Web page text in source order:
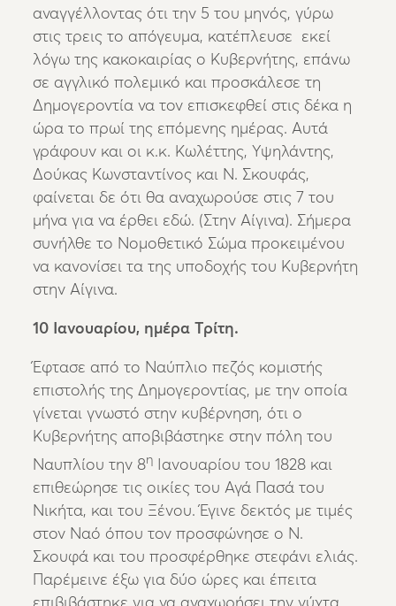
αναγγέλλοντας ότι την 5 του μηνός, γύρω
στις τρεις το απόγευμα, κατέπλευσε εκεί
λόγω της κακοκαιρίας ο Κυβερνήτης, επάνω
σε αγγλικό πολεμικό και προσκάλεσε τη
Δημογεροντία να τον επισκεφθεί στις δέκα η
ώρα το πρωί της επόμενης ημέρας. Αυτά
γράφουν και οι κ.κ. Κωλέττης, Υψηλάντης,
Δούκας Κωνσταντίνος και Ν. Σκουφάς,
φαίνεται δε ότι θα αναχωρούσε στις 7 του
μήνα για να έρθει εδώ. (Στην Αίγινα). Σήμερα
συνήλθε το Νομοθετικό Σώμα προκειμένου
να κανονίσει τα της υποδοχής του Κυβερνήτη
στην Αίγινα.
10 Ιανουαρίου, ημέρα Τρίτη.
Έφτασε από το Ναύπλιο πεζός κομιστής
επιστολής της Δημογεροντίας, με την οποία
γίνεται γνωστό στην κυβέρνηση, ότι ο
Κυβερνήτης αποβιβάστηκε στην πόλη του
Ναυπλίου την 8η
Ιανουαρίου του 1828 και
επιθεώρησε τις οικίες του Αγά Πασά του
Νικήτα, και του Ξένου. Έγινε δεκτός με τιμές
στον Ναό όπου τον προσφώνησε ο Ν.
Σκουφά και του προσφέρθηκε στεφάνι ελιάς.
Παρέμεινε έξω για δύο ώρες και έπειτα